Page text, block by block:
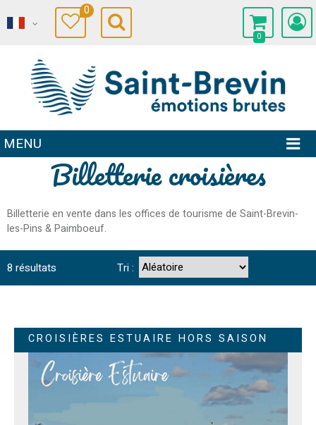
0
0
MENU
Billetterie croisières
Billetterie en vente dans les offices de tourisme de Saint-Brevin-
les-Pins & Paimboeuf.
8 résultats Tri :
CROISIÈRES ESTUAIRE HORS SAISON